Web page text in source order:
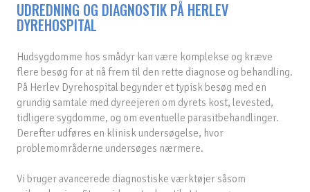
UDREDNING OG DIAGNOSTIK PÅ HERLEV
DYREHOSPITAL
Hudsygdomme hos smådyr kan være komplekse og kræve
flere besøg for at nå frem til den rette diagnose og behandling.
På Herlev Dyrehospital begynder et typisk besøg med en
grundig samtale med dyreejeren om dyrets kost, levested,
tidligere sygdomme, og om eventuelle parasitbehandlinger.
Derefter udføres en klinisk undersøgelse, hvor
problemområderne undersøges nærmere.
Vi bruger avancerede diagnostiske værktøjer såsom